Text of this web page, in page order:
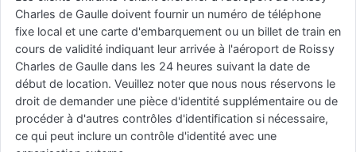
Charles de Gaulle doivent fournir un numéro de téléphone
fixe local et une carte d'embarquement ou un billet de train en
cours de validité indiquant leur arrivée à l'aéroport de Roissy
Charles de Gaulle dans les 24 heures suivant la date de
début de location. Veuillez noter que nous nous réservons le
droit de demander une pièce d'identité supplémentaire ou de
procéder à d'autres contrôles d'identification si nécessaire,
ce qui peut inclure un contrôle d'identité avec une